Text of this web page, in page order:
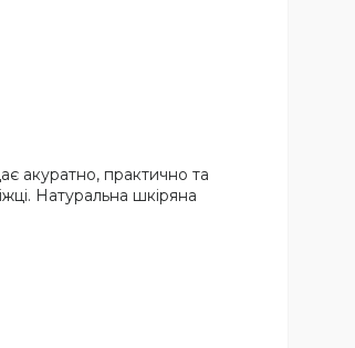
акуратно, практично та
Натуральна шкіряна